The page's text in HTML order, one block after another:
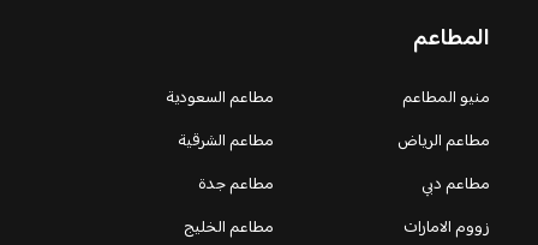
المطاعم
منيو المطاعم
مطاعم السعودية
مطاعم الرياض
مطاعم الشرقية
مطاعم دبي
مطاعم جدة
زووم الامارات
مطاعم الخليج